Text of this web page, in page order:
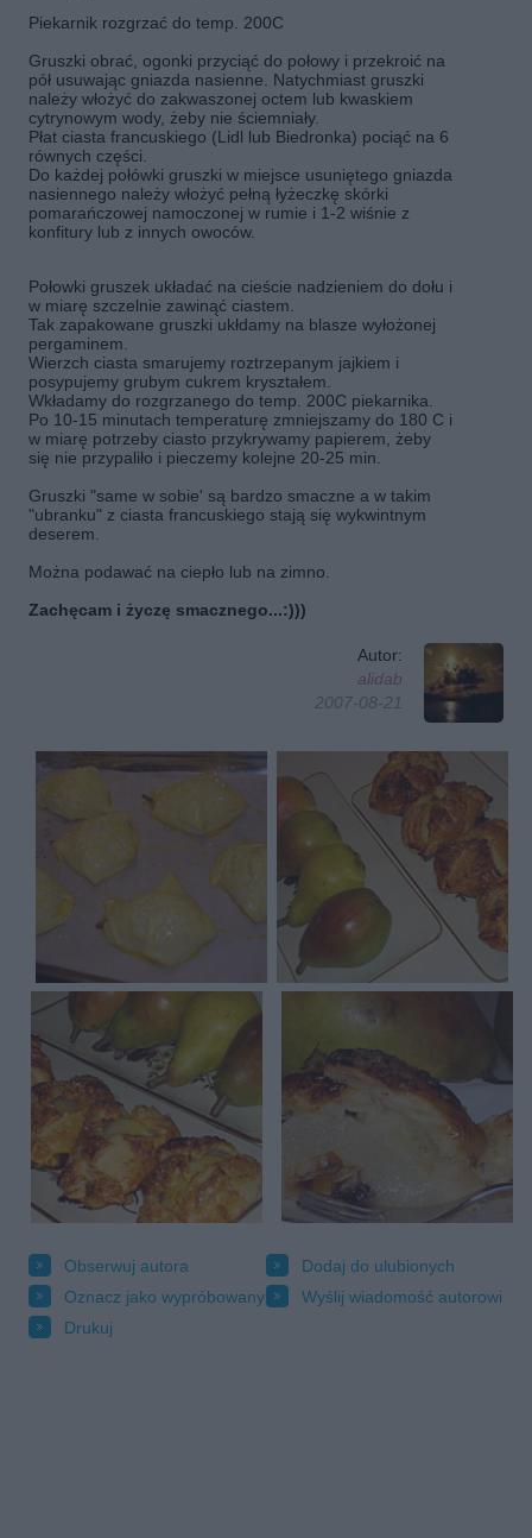
Piekarnik rozgrzać do temp. 200C
Gruszki obrać, ogonki przyciąć do połowy i przekroić na
pół usuwając gniazda nasienne. Natychmiast gruszki
należy włożyć do zakwaszonej octem lub kwaskiem
cytrynowym wody, żeby nie ściemniały.
Płat ciasta francuskiego (Lidl lub Biedronka) pociąć na 6
równych części.
Do każdej połówki gruszki w miejsce usuniętego gniazda
nasiennego należy włożyć pełną łyżeczkę skórki
pomarańczowej namoczonej w rumie i 1-2 wiśnie z
konfitury lub z innych owoców.
Połowki gruszek układać na cieście nadzieniem do dołu i
w miarę szczelnie zawinąć ciastem.
Tak zapakowane gruszki ukłdamy na blasze wyłożonej
pergaminem.
Wierzch ciasta smarujemy roztrzepanym jajkiem i
posypujemy grubym cukrem kryształem.
Wkładamy do rozgrzanego do temp. 200C piekarnika.
Po 10-15 minutach temperaturę zmniejszamy do 180 C i
w miarę potrzeby ciasto przykrywamy papierem, żeby
się nie przypaliło i pieczemy kolejne 20-25 min.
Gruszki "same w sobie' są bardzo smaczne a w takim
"ubranku" z ciasta francuskiego stają się wykwintnym
deserem.
Można podawać na ciepło lub na zimno.
Zachęcam i życzę smacznego...:)))
Autor:
alidab
2007-08-21
Obserwuj autora
Dodaj do ulubionych
Oznacz jako wypróbowany
Wyślij wiadomość autorowi
Drukuj